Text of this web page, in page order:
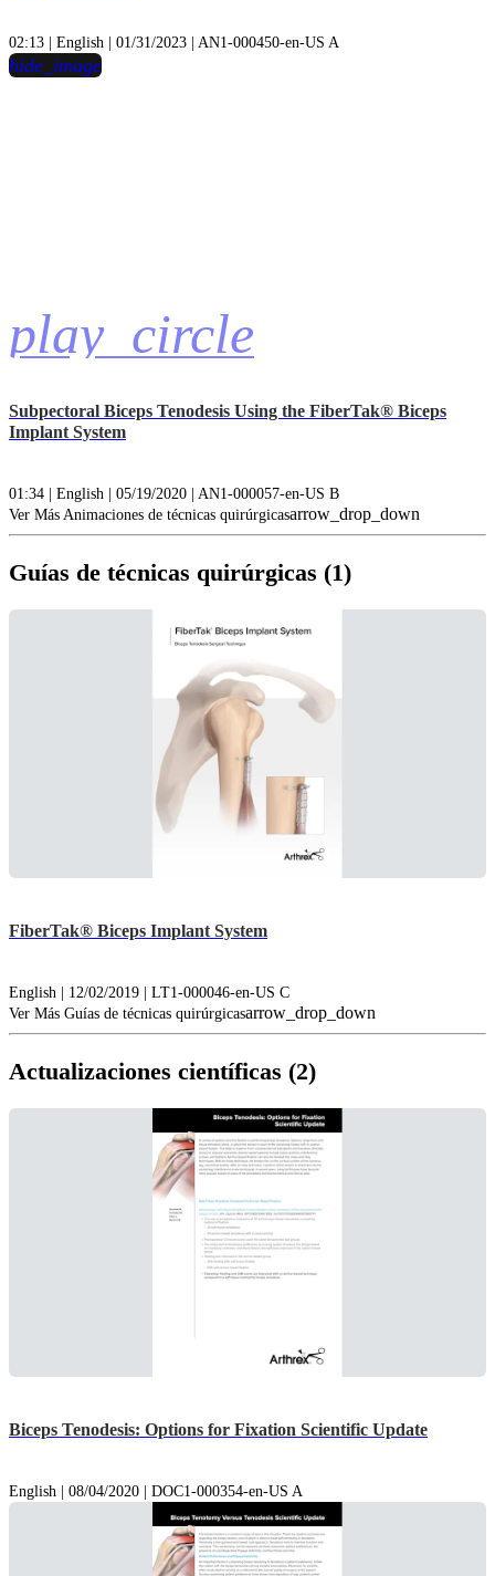
02:13 | English | 01/31/2023 | AN1-000450-en-US A
play_circle
hide_image
Subpectoral Biceps Tenodesis Using the FiberTak® Biceps
Implant System
01:34 | English | 05/19/2020 | AN1-000057-en-US B
Ver Más Animaciones de técnicas quirúrgicasarrow_drop_down
Guías de técnicas quirúrgicas (1)
FiberTak® Biceps Implant System
English | 12/02/2019 | LT1-000046-en-US C
Ver Más Guías de técnicas quirúrgicasarrow_drop_down
Actualizaciones científicas (2)
Biceps Tenodesis: Options for Fixation Scientific Update
English | 08/04/2020 | DOC1-000354-en-US A